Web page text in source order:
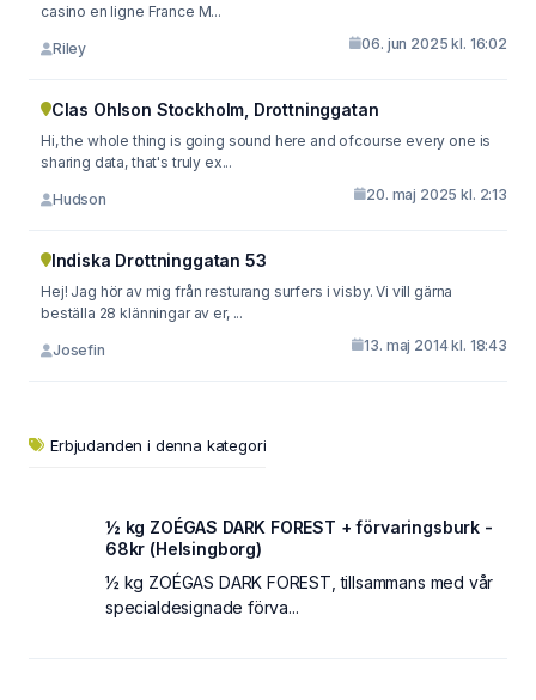
casino en ligne France M...
Riley 06. jun 2025 kl. 16:02
Clas Ohlson Stockholm, Drottninggatan
Hi, the whole thing is going sound here and ofcourse every one is
sharing data, that's truly ex...
Hudson 20. maj 2025 kl. 2:13
Indiska Drottninggatan 53
Hej! Jag hör av mig från resturang surfers i visby. Vi vill gärna
beställa 28 klänningar av er, ...
Josefin 13. maj 2014 kl. 18:43
Erbjudanden i denna kategori
½ kg ZOÉGAS DARK FOREST + förvaringsburk -
68kr (Helsingborg)
½ kg ZOÉGAS DARK FOREST, tillsammans med vår
specialdesignade förva...